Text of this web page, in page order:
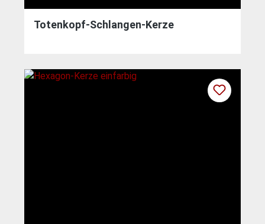
Totenkopf-Schlangen-Kerze